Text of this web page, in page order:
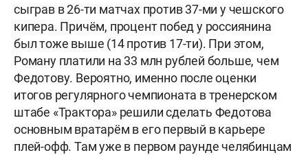
сыграв в 26-ти матчах против 37-ми у чешского
кипера. Причём, процент побед у россиянина
был тоже выше (14 против 17-ти). При этом,
Роману платили на 33 млн рублей больше, чем
Федотову. Вероятно, именно после оценки
итогов регулярного чемпионата в тренерском
штабе «Трактора» решили сделать Федотова
основным вратарём в его первый в карьере
плей-офф. Там уже в первом раунде челябинцам